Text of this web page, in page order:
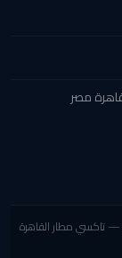
— تاكسي مطار القاهرة